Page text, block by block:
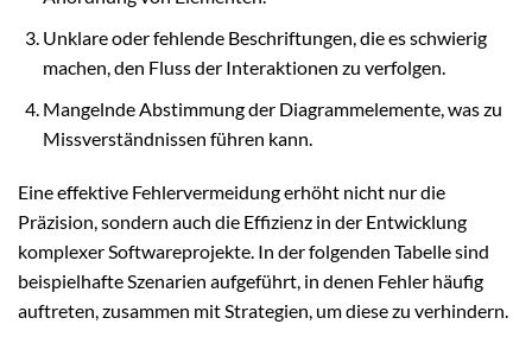
Unklare oder fehlende Beschriftungen, die es schwierig
machen, den Fluss der Interaktionen zu verfolgen.
Mangelnde Abstimmung der Diagrammelemente, was zu
Missverständnissen führen kann.
Eine effektive Fehlervermeidung erhöht nicht nur die
Präzision, sondern auch die Effizienz in der Entwicklung
komplexer Softwareprojekte. In der folgenden Tabelle sind
beispielhafte Szenarien aufgeführt, in denen Fehler häufig
auftreten, zusammen mit Strategien, um diese zu verhindern.